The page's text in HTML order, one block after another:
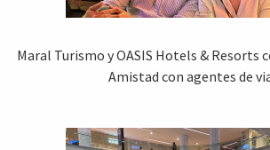
Maral Turismo y OASIS Hotels & Resorts
Amistad con agentes de